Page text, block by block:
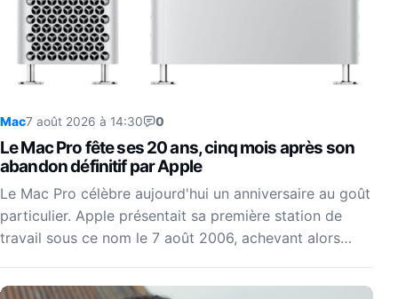
Mac7 août 2026 à 14:30 0
Le Mac Pro fête ses 20 ans, cinq mois après son
abandon définitif par Apple
Le Mac Pro célèbre aujourd'hui un anniversaire au goût
particulier. Apple présentait sa première station de
travail sous ce nom le 7 août 2006, achevant alors…